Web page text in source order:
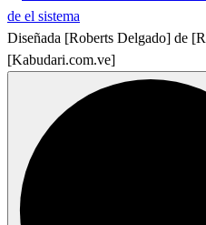
Diseñada [Roberts Delgado] de
[Kabudari.com.ve]